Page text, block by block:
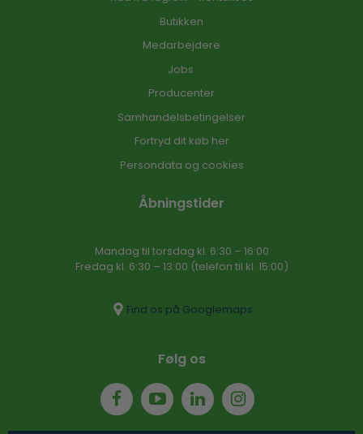
Butikken
Medarbejdere
Jobs
Producenter
Samhandelsbetingelser
Fortryd dit køb her
Persondata og cookies
Åbningstider
Mandag til torsdag kl. 6:30 – 16​:00
Fredag kl. 6:30 – 13:00 (telefon til kl. 15:00)​
Find os på Googlemaps
Følg os